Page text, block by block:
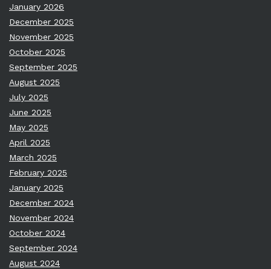
January 2026
December 2025
November 2025
October 2025
September 2025
August 2025
July 2025
June 2025
May 2025
April 2025
March 2025
February 2025
January 2025
December 2024
November 2024
October 2024
September 2024
August 2024